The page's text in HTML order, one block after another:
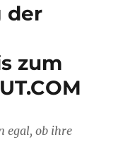
der
zum
egal, ob ihre